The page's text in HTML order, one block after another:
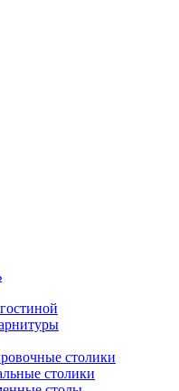
столики
столики